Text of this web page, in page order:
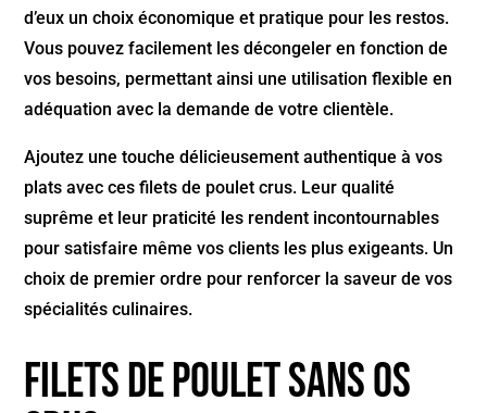
d’eux un choix économique et pratique pour les restos.
Vous pouvez facilement les décongeler en fonction de
vos besoins, permettant ainsi une utilisation flexible en
adéquation avec la demande de votre clientèle.
Ajoutez une touche délicieusement authentique à vos
plats avec ces filets de poulet crus. Leur qualité
suprême et leur praticité les rendent incontournables
pour satisfaire même vos clients les plus exigeants. Un
choix de premier ordre pour renforcer la saveur de vos
spécialités culinaires.
Filets de poulet sans os